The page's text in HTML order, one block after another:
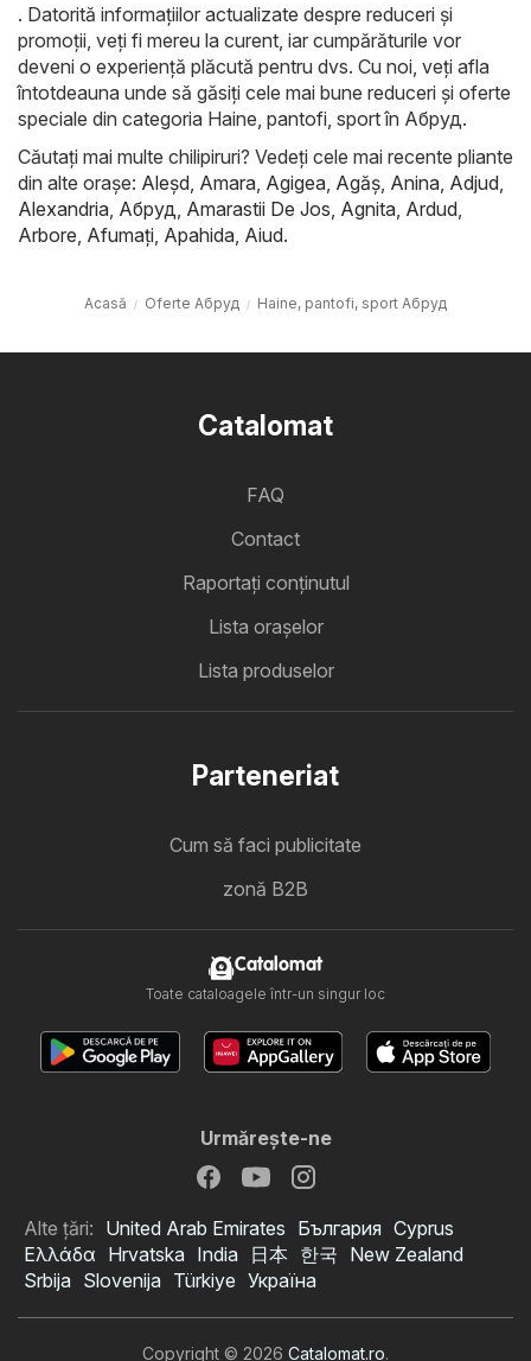
. Datorită informațiilor actualizate despre reduceri și
promoții, veți fi mereu la curent, iar cumpărăturile vor
deveni o experiență plăcută pentru dvs. Cu noi, veți afla
întotdeauna unde să găsiți cele mai bune reduceri și oferte
speciale din categoria Haine, pantofi, sport în Абруд.
Căutați mai multe chilipiruri? Vedeți cele mai recente pliante
din alte orașe: Aleşd Amara Agigea Agăş Anina Adjud
Alexandria Абруд Amarastii De Jos Agnita Ardud
Arbore Afumaţi Apahida Aiud.
Acasă Oferte Абруд Haine, pantofi, sport Абруд
Catalomat
FAQ
Contact
Raportați conținutul
Lista oraşelor
Lista produselor
Parteneriat
Cum să faci publicitate
zonă B2B
Catalomat
Toate cataloagele într-un singur loc
Urmăreşte-ne
Alte țări: United Arab Emirates България Cyprus
Ελλάδα Hrvatska India 日本 한국 New Zealand
Srbija Slovenija Türkiye Україна
Copyright © 2026 Catalomat.ro.